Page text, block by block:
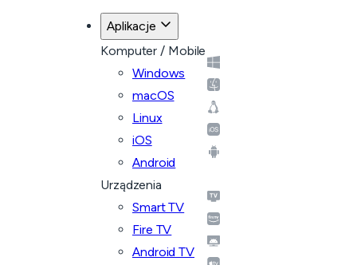
Aplikacje
Komputer / Mobile
Windows
macOS
Linux
iOS
Android
Urządzenia
Smart TV
Fire TV
Android TV